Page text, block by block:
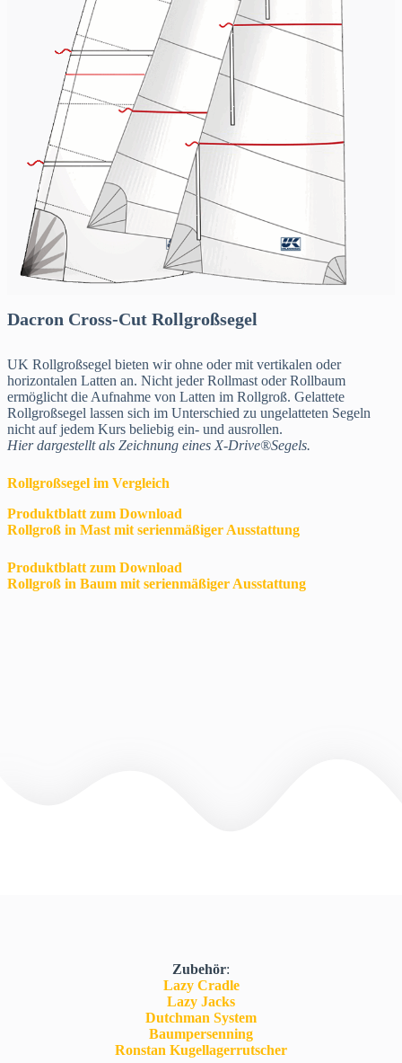
Dacron Cross-Cut Rollgroßsegel
UK Rollgroßsegel bieten wir ohne oder mit vertikalen oder
horizontalen Latten an. Nicht jeder Rollmast oder Rollbaum
ermöglicht die Aufnahme von Latten im Rollgroß. Gelattete
Rollgroßsegel lassen sich im Unterschied zu ungelatteten Segeln
nicht auf jedem Kurs beliebig ein- und ausrollen.
Hier dargestellt als Zeichnung eines X-Drive®Segels.
Rollgroßsegel im Vergleich
Produktblatt zum Download
Rollgroß in Mast mit serienmäßiger Ausstattung
Produktblatt zum Download
Rollgroß in Baum mit serienmäßiger Ausstattung
Zubehör:
Lazy Cradle
Lazy Jacks
Dutchman System
Baumpersenning
Ronstan Kugellagerrutscher